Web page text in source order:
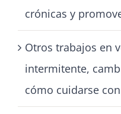
crónicas y
Otros trabajos en
intermitente,
cómo cuidarse